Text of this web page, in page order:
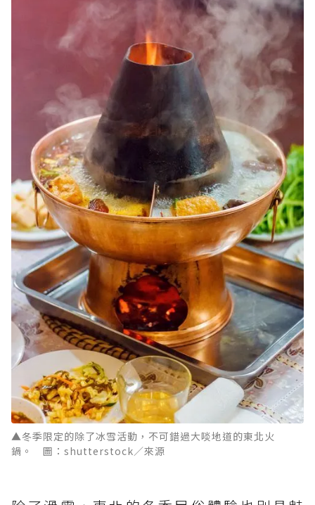
▲冬季限定的除了冰雪活動，不可錯過大啖地道的東北火
鍋。 圖：shutterstock／來源